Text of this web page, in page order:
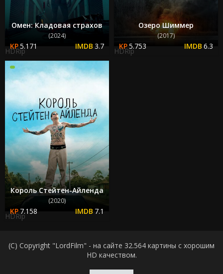
Омен: Кладовая страхов
(2024)
5.171 3.7
HDRip
Озеро Шиммер
(2017)
5.753 6.3
HDRip
Король Стейтен-Айленда
(2020)
7.158 7.1
HDRip
(C) Copyright "LordFilm" - на сайте 32.564 картины с хорошим
HD качеством.